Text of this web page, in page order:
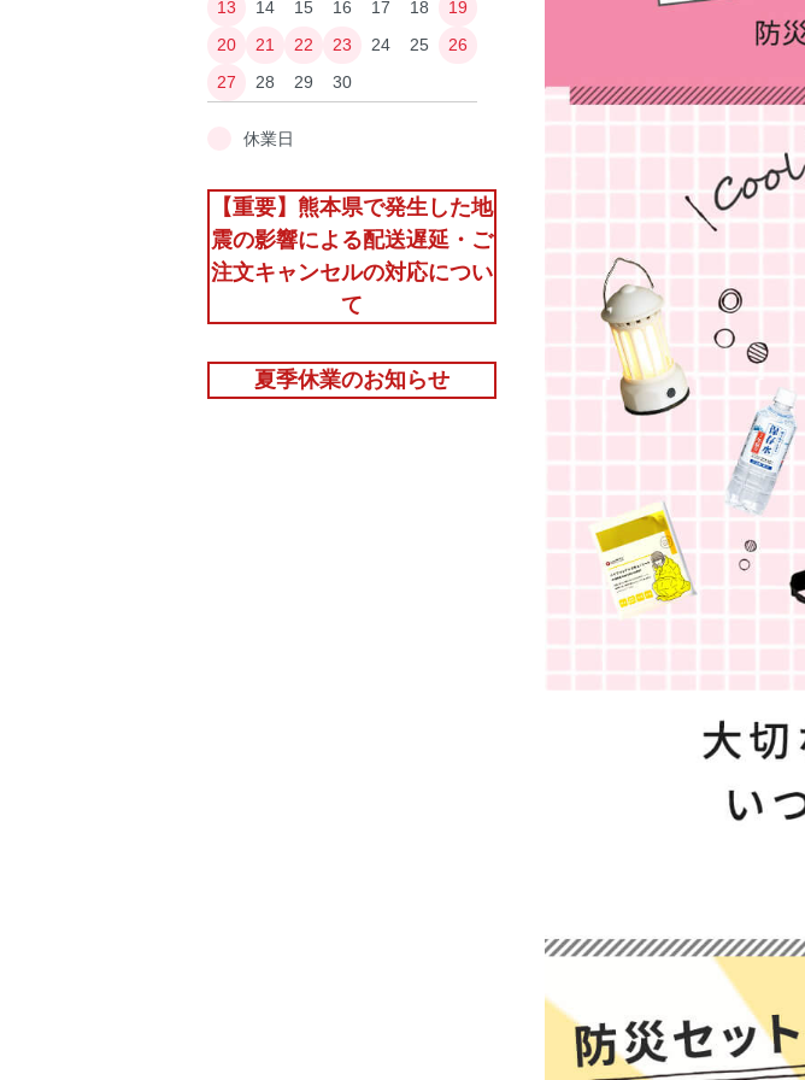
13 14 15 16 17 18
19
20
21 22 23 24 25
26
27
28 29 30
休業日
【重要】熊本県で発生した地
震の影響による配送遅延・ご
注文キャンセルの対応につい
て
夏季休業のお知らせ